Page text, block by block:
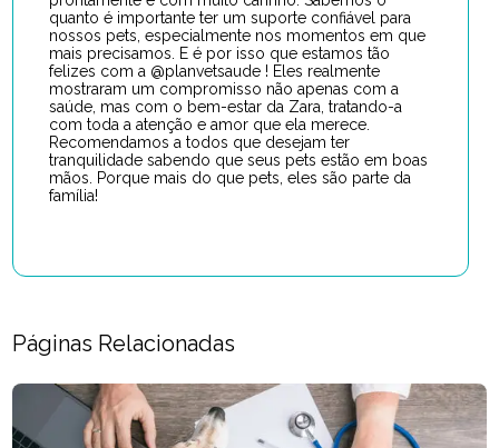
quanto é importante ter um suporte confiável para
nossos pets, especialmente nos momentos em que
mais precisamos. E é por isso que estamos tão
felizes com a @planvetsaude ! Eles realmente
mostraram um compromisso não apenas com a
saúde, mas com o bem-estar da Zara, tratando-a
com toda a atenção e amor que ela merece.
Recomendamos a todos que desejam ter
tranquilidade sabendo que seus pets estão em boas
mãos. Porque mais do que pets, eles são parte da
família!
Páginas Relacionadas